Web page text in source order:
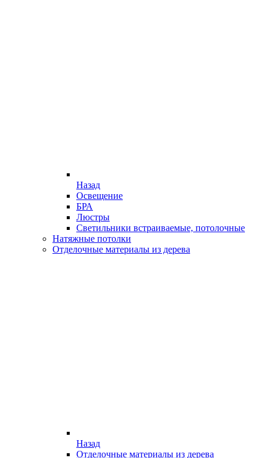
Назад
Освещение
БРА
Люстры
Светильники встраиваемые, потолочные
Натяжные потолки
Отделочные материалы из дерева
Назад
Отделочные материалы из дерева